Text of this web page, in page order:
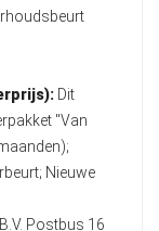
Dit
"Van
Nieuwe
Postbus 16